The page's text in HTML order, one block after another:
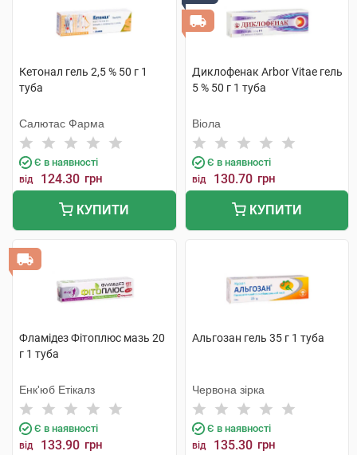
Кетонал гель 2,5 % 50 г 1
туба
Салютас Фарма
Є в наявності
від 124.30 грн
КУПИТИ
Диклофенак Arbor Vitae гель
5 % 50 г 1 туба
Віола
Є в наявності
від 130.70 грн
КУПИТИ
Фламідез Фітоплюс мазь 20
г 1 туба
Енк'юб Етікалз
Є в наявності
від 133.90 грн
Альгозан гель 35 г 1 туба
Червона зірка
Є в наявності
від 135.30 грн